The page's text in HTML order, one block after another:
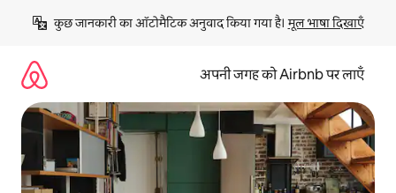
छोड़कर
कॉन्टेंट
कुछ जानकारी का ऑटोमैटिक अनुवाद किया गया है। मूल भाषा दिखाएँ
अपनी जगह को Airbnb पर लाएँ